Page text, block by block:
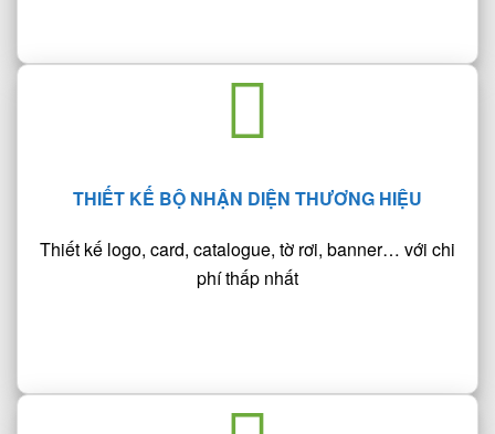
THIẾT KẾ BỘ NHẬN DIỆN THƯƠNG HIỆU
Thiết kế logo, card, catalogue, tờ rơi, banner… với chi
phí thấp nhất